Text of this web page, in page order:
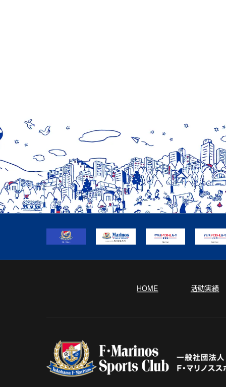
HOME 活動実績